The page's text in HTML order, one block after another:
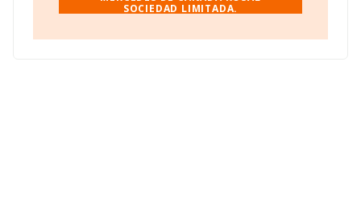
Sociedad Limitada, B09674581, tiene su domicilio
el municipio de Cañada Rosal, Sevilla, Andalucía.
SOCIEDAD LIMITADA.